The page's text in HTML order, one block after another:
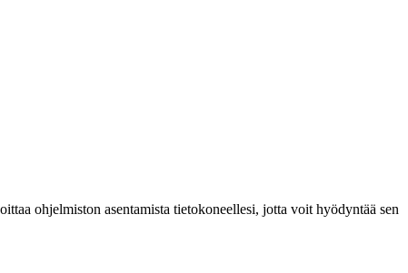
ohjelmiston asentamista tietokoneellesi, jotta voit hyödyntää sen